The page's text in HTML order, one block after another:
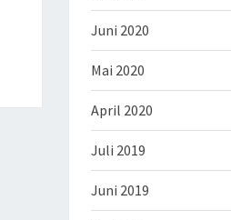
Juni 2020
Mai 2020
April 2020
Juli 2019
Juni 2019